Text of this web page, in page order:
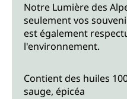
Notre Lumière des
seulement vos
est également
l'environnement.
Contient des huiles
sauge, épicéa